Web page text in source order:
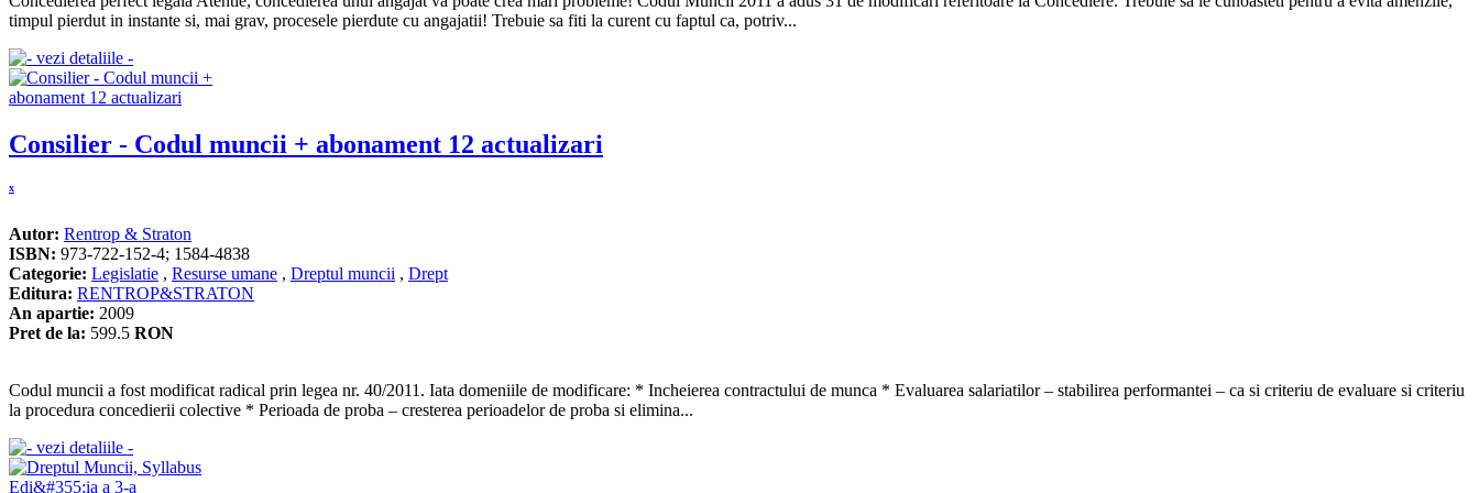
timpul pierdut in instante si, mai grav, procesele pierdute cu angajatii! Trebuie sa fiti la curent cu faptul ca, potriv...
Consilier - Codul muncii + abonament 12 actualizari
x
Autor: Rentrop & Straton
ISBN: 973-722-152-4; 1584-4838
Categorie: Legislatie , Resurse umane , Dreptul muncii , Drept
Editura: RENTROP&STRATON
An apartie: 2009
Pret de la: 599.5 RON
Codul muncii a fost modificat radical prin legea nr. 40/2011. Iata domeniile de modificare: * Incheierea contractului de munca * Evaluarea salariatilor – stabilirea performantei – ca si criteriu de evaluare si criteriu
la procedura concedierii colective * Perioada de proba – cresterea perioadelor de proba si elimina...